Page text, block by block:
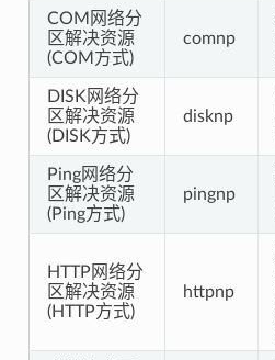
COM网络分
区解决资源
(COM方式)
comnp
DISK网络分
区解决资源
(DISK方式)
disknp
Ping网络分
区解决资源
(Ping方式)
pingnp
HTTP网络分
区解决资源
(HTTP方式)
httpnp